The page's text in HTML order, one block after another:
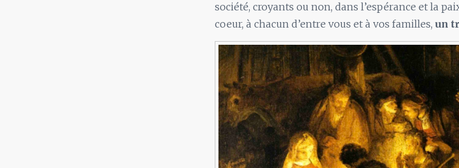
société, croyants ou non, dans l’espérance et la
coeur, à chacun d’entre vous et à vos familles, un